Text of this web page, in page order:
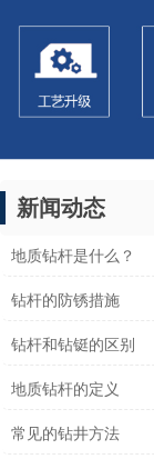
新闻动态
地质钻杆是什么？
钻杆的防锈措施
钻杆和钻铤的区别
地质钻杆的定义
常见的钻井方法